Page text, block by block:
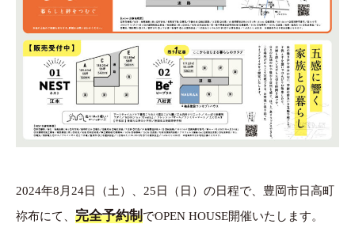
2024年8月24日（土）、25日（日）の日程で、豊岡市日高町
祢布にて、 完全予約制でOPEN HOUSE開催いたします。